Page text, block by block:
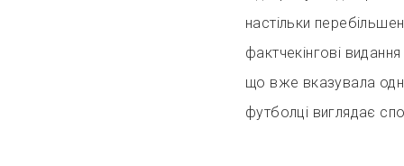
настільки
фактчекінгові
що вже вказувала
футболці виглядає